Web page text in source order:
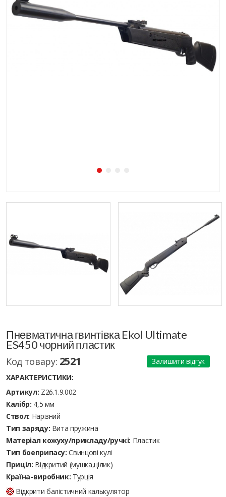
Пневматична гвинтівка Ekol Ultimate
ES450 чорний пластик
Код товару: 2521
Залишити відгук
ХАРАКТЕРИСТИКИ:
Артикул: Z26.1.9.002
Калібр: 4,5 мм
Ствол: Нарізний
Тип заряду: Вита пружина
Матеріал кожуху/прикладу/ручкі: Пластик
Тип боеприпасу: Cвинцові кулі
Приціл: Відкритий (мушка,цілик)
Країна-виробник: Турція
Відкрити балістичний калькулятор